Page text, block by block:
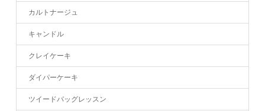
カルトナージュ
キャンドル
クレイケーキ
ダイパーケーキ
ツイードバッグレッスン